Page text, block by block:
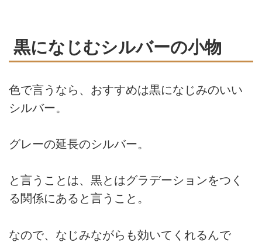
黒になじむシルバーの小物
色で言うなら、おすすめは黒になじみのいい
シルバー。
グレーの延長のシルバー。
と言うことは、黒とはグラデーションをつく
る関係にあると言うこと。
なので、なじみながらも効いてくれるんで